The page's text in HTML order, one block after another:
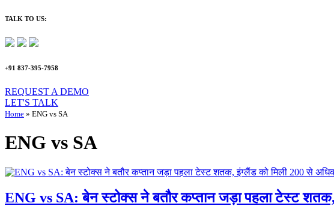
TALK TO US:
+91 837-395-7958
REQUEST A DEMO​
LET'S TALK
Home » ENG vs SA
ENG vs SA
ENG vs SA: बेन स्टोक्स ने बतौर कप्तान जड़ा पहला टेस्ट